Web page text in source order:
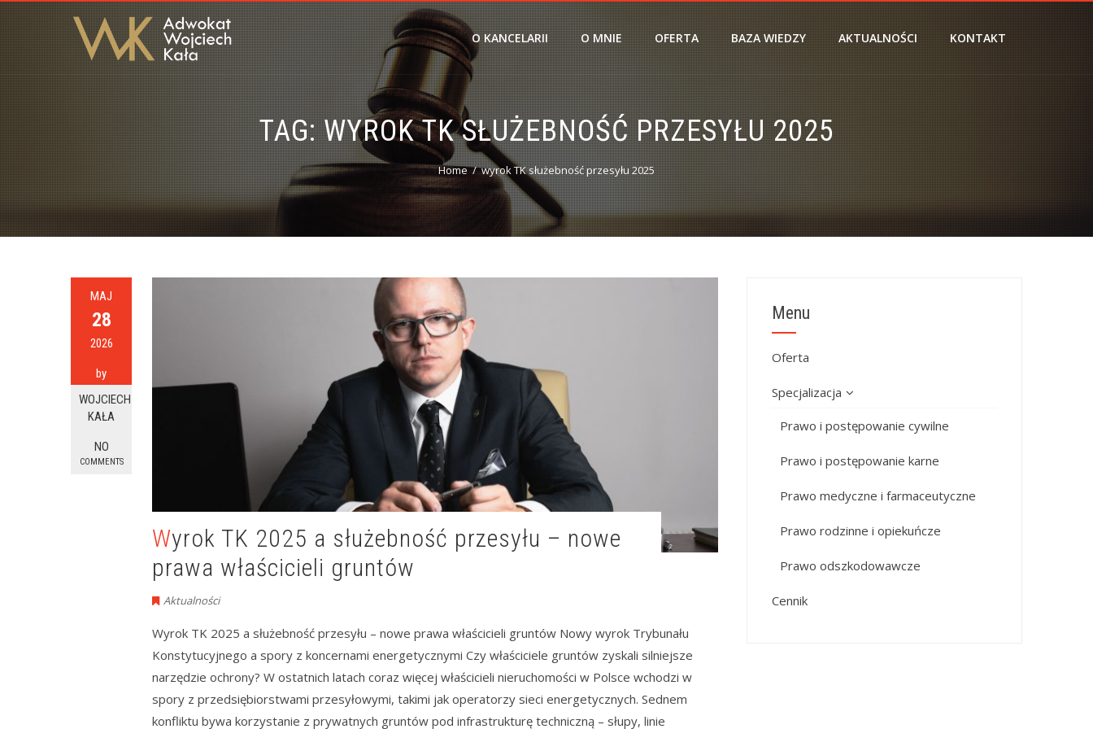
O KANCELARII O MNIE OFERTA BAZA WIEDZY AKTUALNOŚCI KONTAKT
TAG:WYROK TK SŁUŻEBNOŚĆ PRZESYŁU 2025
Home wyrok TK służebność przesyłu 2025
MAJ
28
2026
by
WOJCIECH
KAŁA
NO
COMMENTS
Wyrok TK 2025 a służebność przesyłu – nowe
prawa właścicieli gruntów
Aktualności
Wyrok TK 2025 a służebność przesyłu – nowe prawa właścicieli gruntów Nowy wyrok Trybunału
Konstytucyjnego a spory z koncernami energetycznymi Czy właściciele gruntów zyskali silniejsze
narzędzie ochrony? W ostatnich latach coraz więcej właścicieli nieruchomości w Polsce wchodzi w
spory z przedsiębiorstwami przesyłowymi, takimi jak operatorzy sieci energetycznych. Sednem
konfliktu bywa korzystanie z prywatnych gruntów pod infrastrukturę techniczną – słupy, linie
Menu
Oferta
Specjalizacja
Prawo i postępowanie cywilne
Prawo i postępowanie karne
Prawo medyczne i farmaceutyczne
Prawo rodzinne i opiekuńcze
Prawo odszkodowawcze
Cennik